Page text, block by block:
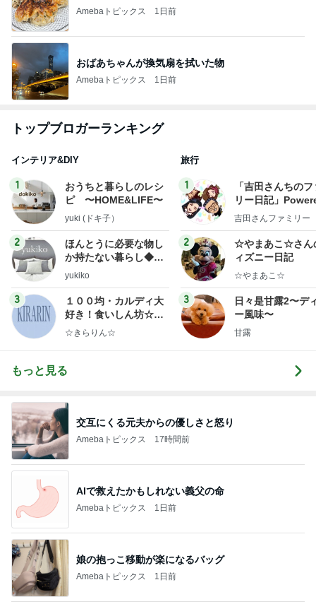
Amebaトピックス 1日前
おばあちゃんが換気扇を拭いた物
Amebaトピックス 1日前
トップブロガーランキング
インテリア&DIY
1
おうちと暮らしのレシ
ピ 〜HOME&LIFE〜
yuki (ドキ子）
2
ほんとうに必要な物し
か持たない暮らし◆Ke
ep Life Simple◆〜イ
yukiko
3
１００均・カルディ大
好き！食いしん坊☆き
らりん☆のブログ
☆きらりん☆
旅行
1
「吉田さんちの
リー日記」
y Ameba 吉田さ
ログ
吉田さんファミリー
2
☆やまあこ☆さん
ィズニー日記
☆やまあこ☆
3
日々是甘露2〜デ
ー風味〜
甘露
もっと見る
交互にくる元夫からの優しさと怒り
Amebaトピックス 17時間前
AIで救えたかもしれない義父の命
Amebaトピックス 1日前
娘の抱っこ移動が楽になるバッグ
Amebaトピックス 1日前